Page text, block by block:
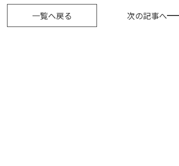
一覧へ戻る 次の記事へ